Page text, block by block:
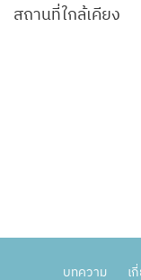
สถานที่ใกล้เคียง
บทความ เ